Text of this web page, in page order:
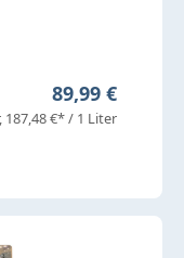
Regulärer
89,99 €
187,48 €* / 1 Liter